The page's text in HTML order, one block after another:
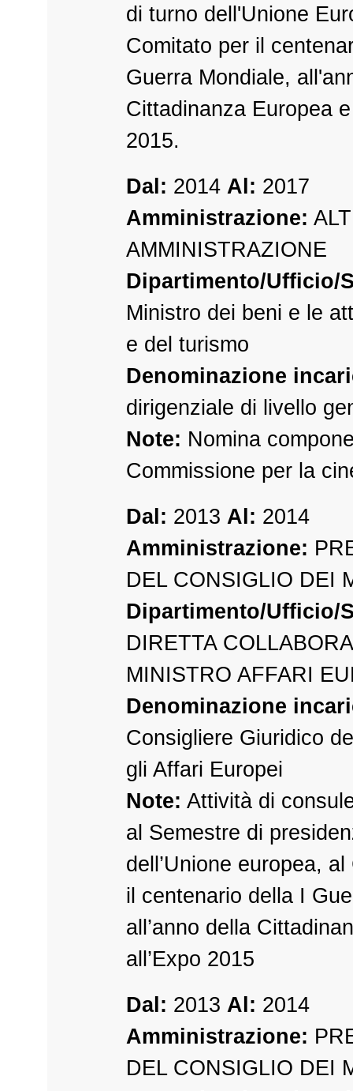
di turno dell'Unione
Comitato per il
Guerra Mondiale,
Cittadinanza Europea
2015.
Dal: 2014 Al: 2017
Amministrazione:
AMMINISTRAZIONE
Dipartimento/Ufficio/
Ministro dei beni e le
e del turismo
Denominazione
dirigenziale di livello
Note: Nomina
Commissione per la
Dal: 2013 Al: 2014
Amministrazione:
DEL CONSIGLIO DEI
Dipartimento/Ufficio/
DIRETTA
MINISTRO AFFARI
Denominazione
Consigliere Giuridico
gli Affari Europei
Note: Attività di
al Semestre di
dell’Unione europea,
il centenario della I
all’anno della
all’Expo 2015
Dal: 2013 Al: 2014
Amministrazione:
DEL CONSIGLIO DEI